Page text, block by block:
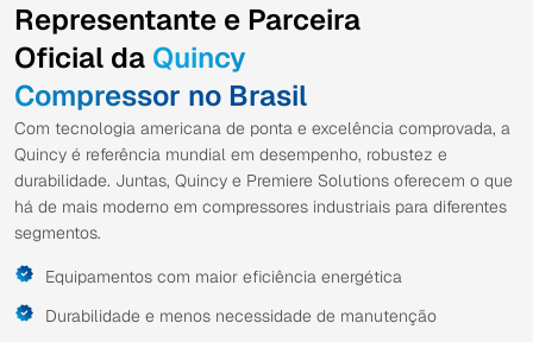
Representante e Parceira
Oficial da Quincy
Compressor no Brasil
Com tecnologia americana de ponta e excelência comprovada, a
Quincy é referência mundial em desempenho, robustez e
durabilidade. Juntas, Quincy e Premiere Solutions oferecem o que
há de mais moderno em compressores industriais para diferentes
segmentos.
Equipamentos com maior eficiência energética
Durabilidade e menos necessidade de manutenção